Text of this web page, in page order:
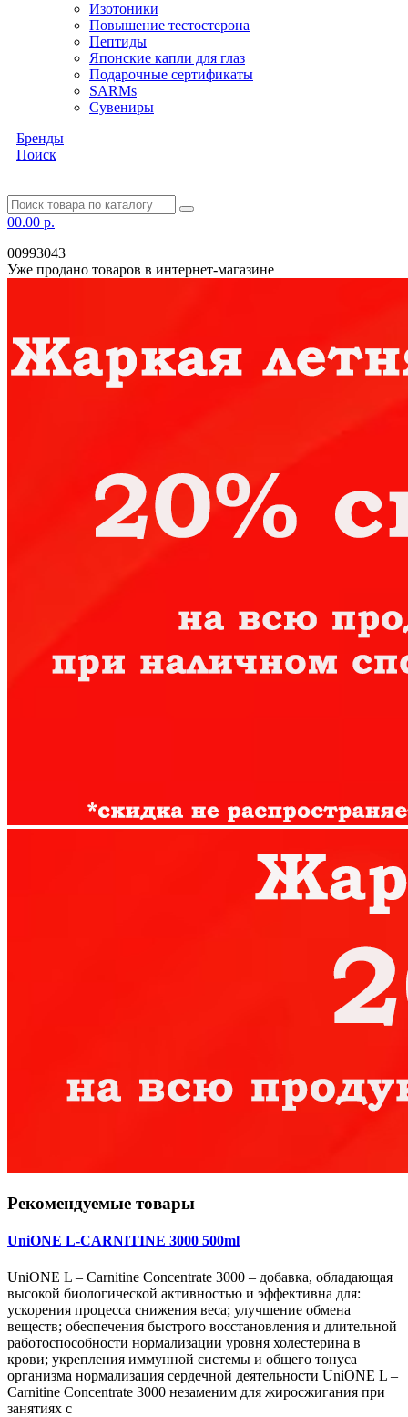
Изотоники
Повышение тестостерона
Пептиды
Японские капли для глаз
Подарочные сертификаты
SARMs
Сувениры
Бренды
Поиск
00.00 р.
00993043
Уже продано товаров в интернет-магазине
Рекомендуемые товары
UniONE L-CARNITINE 3000 500ml
UniONE L – Carnitine Concentrate 3000 – добавка, обладающая
высокой биологической активностью и эффективна для:
ускорения процесса снижения веса; улучшение обмена
веществ; обеспечения быстрого восстановления и длительной
работоспособности нормализации уровня холестерина в
крови; укрепления иммунной системы и общего тонуса
организма нормализация сердечной деятельности UniONE L –
Carnitine Concentrate 3000 незаменим для жиросжигания при
занятиях с